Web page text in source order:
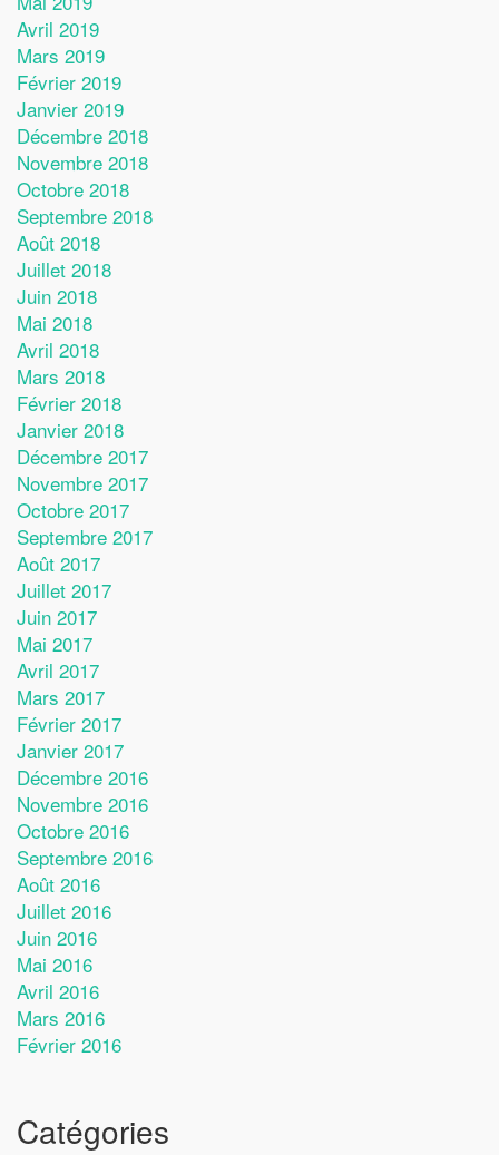
Avril 2019
Mars 2019
Février 2019
Janvier 2019
Décembre 2018
Novembre 2018
Octobre 2018
Septembre 2018
Août 2018
Juillet 2018
Juin 2018
Mai 2018
Avril 2018
Mars 2018
Février 2018
Janvier 2018
Décembre 2017
Novembre 2017
Octobre 2017
Septembre 2017
Août 2017
Juillet 2017
Juin 2017
Mai 2017
Avril 2017
Mars 2017
Février 2017
Janvier 2017
Décembre 2016
Novembre 2016
Octobre 2016
Septembre 2016
Août 2016
Juillet 2016
Juin 2016
Mai 2016
Avril 2016
Mars 2016
Février 2016
Catégories